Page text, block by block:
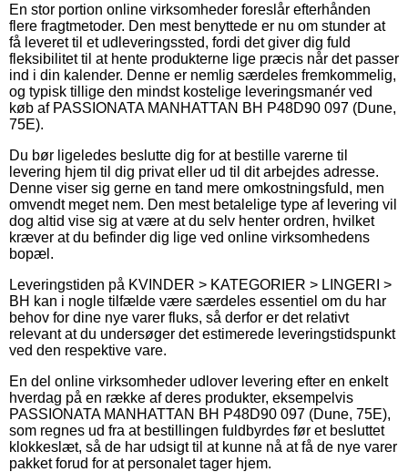
En stor portion online virksomheder foreslår efterhånden
flere fragtmetoder. Den mest benyttede er nu om stunder at
få leveret til et udleveringssted, fordi det giver dig fuld
fleksibilitet til at hente produkterne lige præcis når det passer
ind i din kalender. Denne er nemlig særdeles fremkommelig,
og typisk tillige den mindst kostelige leveringsmanér ved
køb af PASSIONATA MANHATTAN BH P48D90 097 (Dune,
75E).
Du bør ligeledes beslutte dig for at bestille varerne til
levering hjem til dig privat eller ud til dit arbejdes adresse.
Denne viser sig gerne en tand mere omkostningsfuld, men
omvendt meget nem. Den mest betalelige type af levering vil
dog altid vise sig at være at du selv henter ordren, hvilket
kræver at du befinder dig lige ved online virksomhedens
bopæl.
Leveringstiden på KVINDER > KATEGORIER > LINGERI >
BH kan i nogle tilfælde være særdeles essentiel om du har
behov for dine nye varer fluks, så derfor er det relativt
relevant at du undersøger det estimerede leveringstidspunkt
ved den respektive vare.
En del online virksomheder udlover levering efter en enkelt
hverdag på en række af deres produkter, eksempelvis
PASSIONATA MANHATTAN BH P48D90 097 (Dune, 75E),
som regnes ud fra at bestillingen fuldbyrdes før et besluttet
klokkeslæt, så de har udsigt til at kunne nå at få de nye varer
pakket forud for at personalet tager hjem.